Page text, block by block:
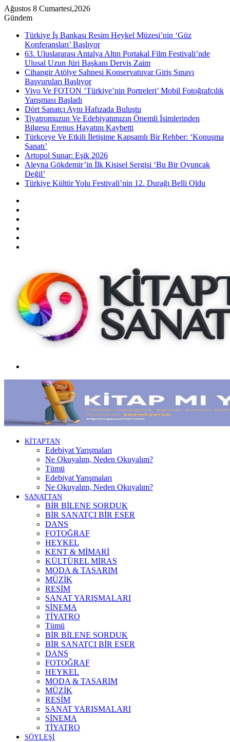
Ağustos 8 Cumartesi,2026
Gündem
Türkiye İş Bankası Resim Heykel Müzesi’nin ‘Güz
Konferansları’ Başlıyor
63. Uluslararası Antalya Altın Portakal Film Festivali’nde
Ulusal Uzun Jüri Başkanı Derviş Zaim
Cihangir Atölye Sahnesi Konservatuvar Giriş Sınavı
Başvuruları Başlıyor
Vivo Ve FOTON ‘Türkiye’nin Portreleri’ Mobil Fotoğrafçılık
Yarışması Başladı
Dört Sanatçı Aynı Hafızada Buluştu
Tiyatromuzun Ve Edebiyatımızın Önemli İsimlerinden
Bilgesu Erenus Hayatını Kaybetti
Türkçeye Ve Etkili İletişime Kapsamlı Bir Rehber: ‘Konuşma
Sanatı’
Artopol Sunar: Eşik 2026
Aleyna Gökdemir’in İlk Kişisel Sergisi ‘Bu Bir Oyuncak
Değil’
Türkiye Kültür Yolu Festivali’nin 12. Durağı Belli Oldu
KİTAPTAN
Edebiyat Yarışmaları
Ne Okuyalım, Neden Okuyalım?
Tümü
Edebiyat Yarışmaları
Ne Okuyalım, Neden Okuyalım?
SANATTAN
BİR BİLENE SORDUK
BİR SANATÇI BİR ESER
DANS
FOTOĞRAF
HEYKEL
KENT & MİMARİ
KÜLTÜREL MİRAS
MODA & TASARIM
MÜZİK
RESİM
SANAT YARIŞMALARI
SİNEMA
TİYATRO
Tümü
BİR BİLENE SORDUK
BİR SANATÇI BİR ESER
DANS
FOTOĞRAF
HEYKEL
MODA & TASARIM
MÜZİK
RESİM
SANAT YARIŞMALARI
SİNEMA
TİYATRO
SÖYLEŞİ